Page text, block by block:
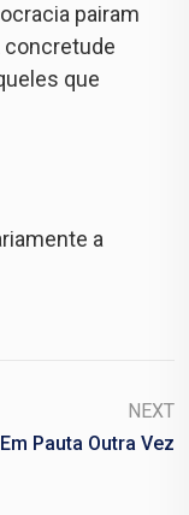
pairam
concretude
que
a
NEXT
Pauta Outra Vez